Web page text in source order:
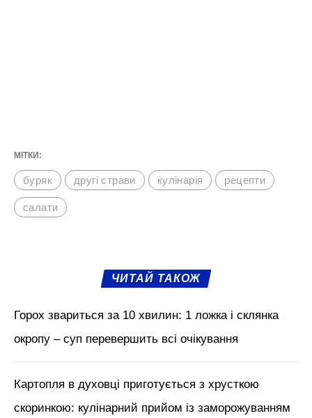
МІТКИ:
буряк другі страви кулінарія рецепти
салати
ЧИТАЙ ТАКОЖ
Горох звариться за 10 хвилин: 1 ложка і склянка
окропу – суп перевершить всі очікування
Картопля в духовці приготується з хрусткою
скоринкою: кулінарний прийом із заморожуванням